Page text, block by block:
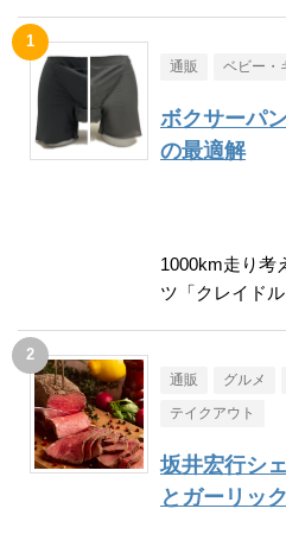
通販 ベビー・
ボクサーパ
の最適解
1000km走り考
ツ「クレイドル
通販 グルメ
テイクアウト
坂井宏行シ
とガーリッ